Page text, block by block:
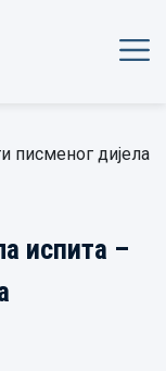
писменог дијела
испита –